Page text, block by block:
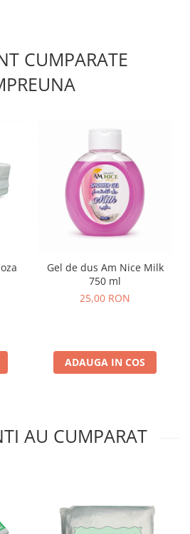
CUMPARATE
Gel de dus Am Nice Milk
750 ml
25,00 RON
ADAUGA IN COS
AU CUMPARAT